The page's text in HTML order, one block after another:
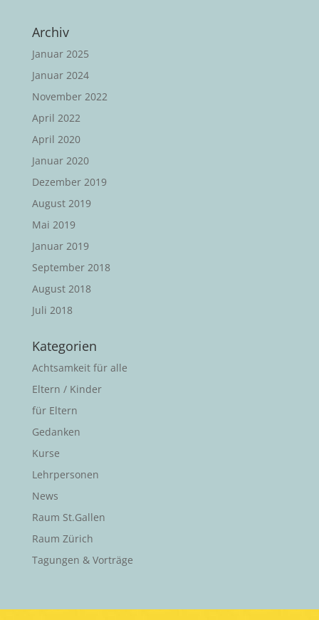
Archiv
Januar 2025
Januar 2024
November 2022
April 2022
April 2020
Januar 2020
Dezember 2019
August 2019
Mai 2019
Januar 2019
September 2018
August 2018
Juli 2018
Kategorien
Achtsamkeit für alle
Eltern / Kinder
für Eltern
Gedanken
Kurse
Lehrpersonen
News
Raum St.Gallen
Raum Zürich
Tagungen & Vorträge